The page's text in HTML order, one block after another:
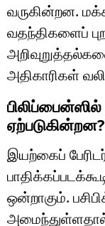
வருகின்றன.
வதந்திகளைப்
அதிகாரிகள்
ஏற்படுகின்றன?
இயற்கைப்
ஒன்றாகும்.